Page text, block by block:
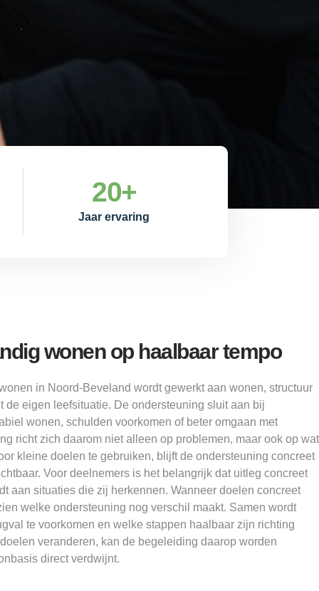
Jaar ervaring
20+
wonen op haalbaar tempo
in Noord-Beveland wordt gewerkt aan wonen, structuur
de eigen leefsituatie. De ondersteuning sluit aan bij
wonen, schulden voorkomen of beter omgaan met
richt zich daarom niet alleen op problemen, maar ook op wat
kleine doelen te gebruiken, blijft de ondersteuning concreet
Voor deelnemers is het belangrijk dat uitleg concreet
aan situaties die zij herkennen. Wanneer doelen concreet
welke ondersteuning nog verschil maakt. Samen wordt
te voorkomen en welke stappen haalbaar zijn richting
veranderen, kan de begeleiding daarop worden
direct verdwijnt.